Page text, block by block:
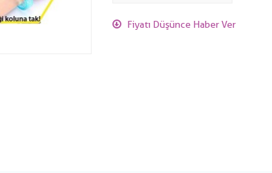
Fiyatı Düşünce Haber Ver